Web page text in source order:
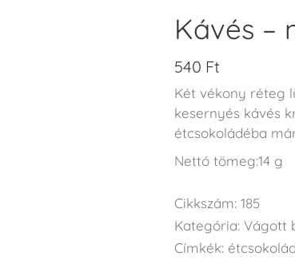
Kávés –
540 Ft
Két vékony réteg
kesernyés kávés
étcsokoládéba
Nettó tömeg:14 g
Cikkszám: 185
Kategória: Vágott
Címkék: